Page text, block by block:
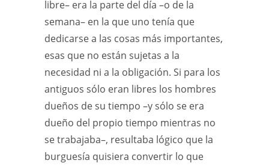
libre– era la parte del día –o de la
semana– en la que uno tenía que
dedicarse a las cosas más importantes,
esas que no están sujetas a la
necesidad ni a la obligación. Si para los
antiguos sólo eran libres los hombres
dueños de su tiempo –y sólo se era
dueño del propio tiempo mientras no
se trabajaba–, resultaba lógico que la
burguesía quisiera convertir lo que